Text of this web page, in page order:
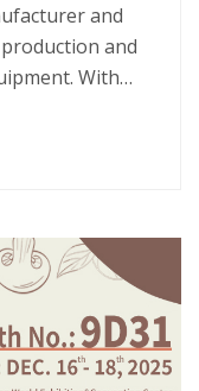
and
and
With…